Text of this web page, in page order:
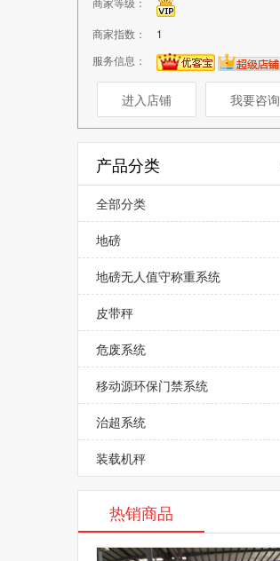
商家指数：
1
服务信息：
进入店铺 我要咨询
产品分类
全部分类
地磅
地磅无人值守称重系统
皮带秤
危废系统
移动源环保门禁系统
治超系统
装载机秤
热销商品